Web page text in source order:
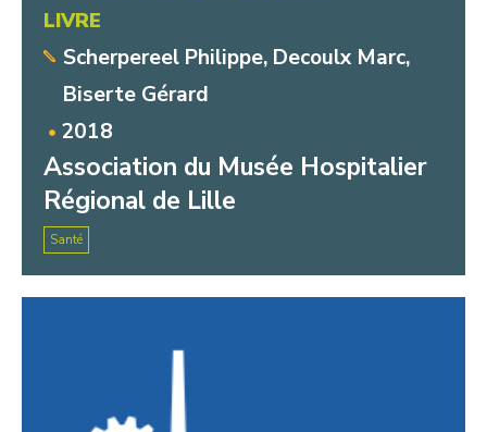
LIVRE
Scherpereel Philippe, Decoulx Marc,
Biserte Gérard
2018
Association du Musée Hospitalier
Régional de Lille
Santé